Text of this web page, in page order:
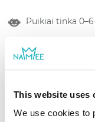
This website uses
We use cookies to
kaip tėtis ir du jo
„tėveliu“.
unikali šeimos
Puikiai tinka
15,67 €